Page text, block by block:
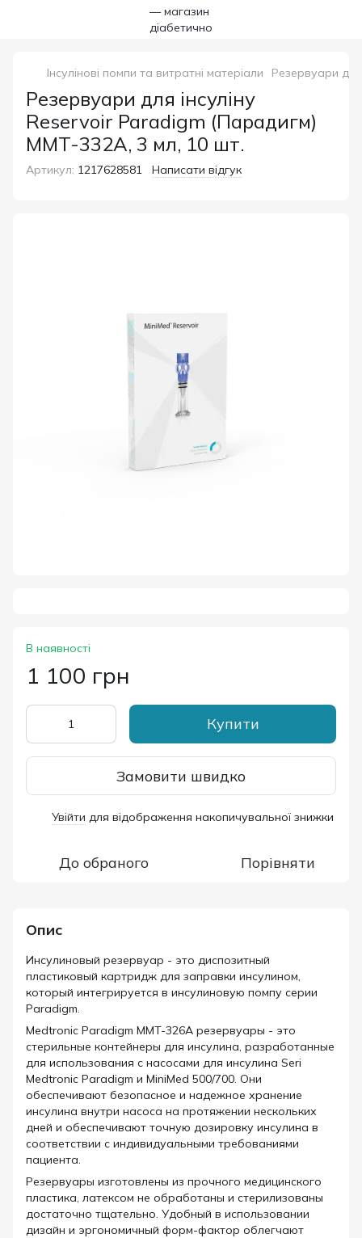
Інсулінові помпи та витратні матеріали Резервуари
Резервуари для інсуліну
Reservoir Paradigm (Парадигм)
MMT-332A, 3 мл, 10 шт.
Артикул: 1217628581 Написати відгук
В наявності
1 100 грн
Купити
Замовити швидко
Увійти для відображення накопичувальної знижки
До обраного Порівняти
Опис
Инсулиновый резервуар - это диспозитный
пластиковый картридж для заправки инсулином,
который интегрируется в инсулиновую помпу серии
Paradigm.
Medtronic Paradigm MMT-326A резервуары - это
стерильные контейнеры для инсулина, разработанные
для использования с насосами для инсулина Seri
Medtronic Paradigm и MiniMed 500/700. Они
обеспечивают безопасное и надежное хранение
инсулина внутри насоса на протяжении нескольких
дней и обеспечивают точную дозировку инсулина в
соответствии с индивидуальными требованиями
пациента.
Резервуары изготовлены из прочного медицинского
пластика, латексом не обработаны и стерилизованы
достаточно тщательно. Удобный в использовании
дизайн и эргономичный форм-фактор облегчают